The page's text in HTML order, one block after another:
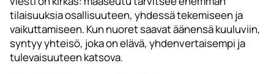
tilaisuuksia osallisuuteen, yhdessä tekemiseen ja
vaikuttamiseen. Kun nuoret saavat äänensä kuuluviin,
syntyy yhteisö, joka on elävä, yhdenvertaisempi ja
tulevaisuuteen katsova.